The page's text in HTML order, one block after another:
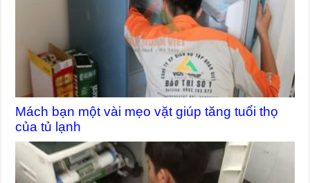
Mách bạn một vài mẹo vặt giúp tăng tuổi thọ
của tủ lạnh